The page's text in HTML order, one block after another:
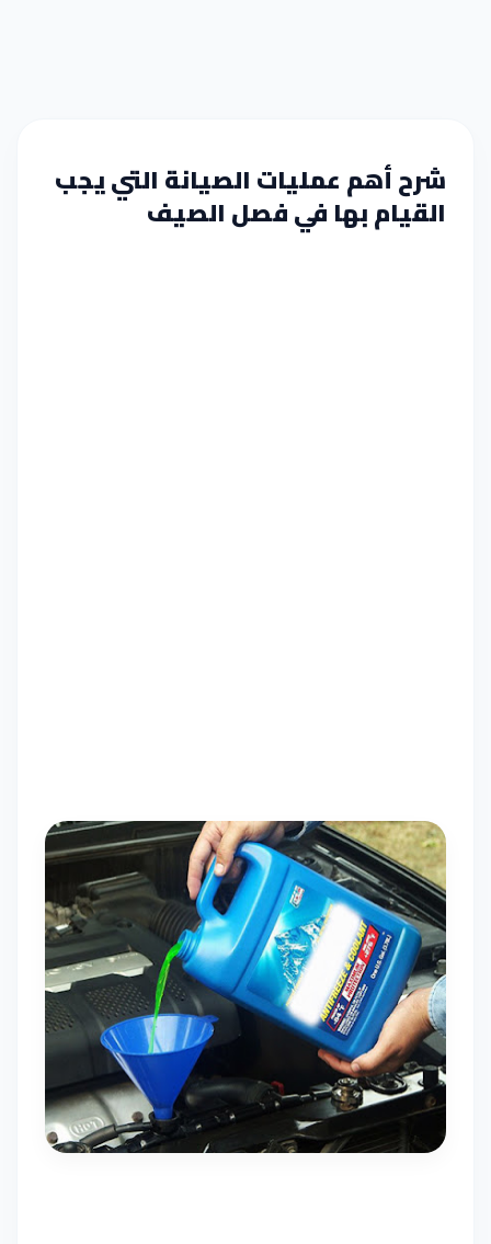
شرح أهم عمليات الصيانة التي يجب
القيام بها في فصل الصيف